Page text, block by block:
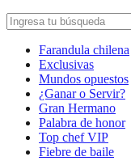
Farandula chilena
Exclusivas
Mundos opuestos
¿Ganar o Servir?
Gran Hermano
Palabra de honor
Top chef VIP
Fiebre de baile